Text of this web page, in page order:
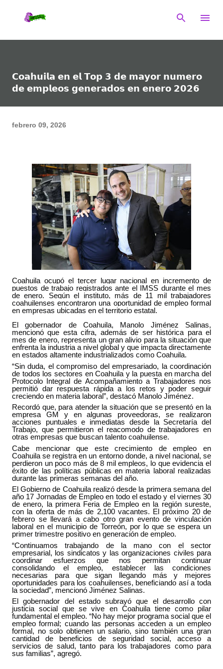
𝗖𝗼𝗮𝗵𝘂𝗶𝗹𝗮 𝗲𝗻 𝗲𝗹 𝗧𝗼𝗽 𝟯 𝗱𝗲 𝗺𝗮𝘆𝗼𝗿 𝗻𝘂𝗺𝗲𝗿𝗼
𝗱𝗲 𝗲𝗺𝗽𝗹𝗲𝗼𝘀 𝗴𝗲𝗻𝗲𝗿𝗮𝗱𝗼𝘀 𝗲𝗻 𝗲𝗻𝗲𝗿𝗼 𝟮𝟬𝟮𝟲
febrero 09, 2026
Coahuila ocupó el tercer lugar nacional en incremento de
puestos de trabajo registrados ante el IMSS durante el mes
de enero. Según el instituto, más de 11 mil trabajadores
coahuilenses encontraron una oportunidad de empleo formal
en empresas ubicadas en el territorio estatal.
El gobernador de Coahuila, Manolo Jiménez Salinas,
mencionó que esta cifra, además de ser histórica para el
mes de enero, representa un gran alivio para la situación que
enfrenta la industria a nivel global y que impacta directamente
en estados altamente industrializados como Coahuila.
“Sin duda, el compromiso del empresariado, la coordinación
de todos los sectores en Coahuila y la puesta en marcha del
Protocolo Integral de Acompañamiento a Trabajadores nos
permitió dar respuesta rápida a los retos y poder seguir
creciendo en materia laboral”, destacó Manolo Jiménez.
Recordó que, para atender la situación que se presentó en la
empresa GM y en algunas proveedoras, se realizaron
acciones puntuales e inmediatas desde la Secretaría del
Trabajo, que permitieron el reacomodo de trabajadores en
otras empresas que buscan talento coahuilense.
Cabe mencionar que este crecimiento de empleo en
Coahuila se registra en un entorno donde, a nivel nacional, se
perdieron un poco más de 8 mil empleos, lo que evidencia el
éxito de las políticas públicas en materia laboral realizadas
durante las primeras semanas del año.
El Gobierno de Coahuila realizó desde la primera semana del
año 17 Jornadas de Empleo en todo el estado y el viernes 30
de enero, la primera Feria de Empleo en la región sureste,
con la oferta de más de 2,100 vacantes. El próximo 20 de
febrero se llevará a cabo otro gran evento de vinculación
laboral en el municipio de Torreón, por lo que se espera un
primer trimestre positivo en generación de empleo.
“Continuamos trabajando de la mano con el sector
empresarial, los sindicatos y las organizaciones civiles para
coordinar esfuerzos que nos permitan continuar
consolidando el empleo, establecer las condiciones
necesarias para que sigan llegando más y mejores
oportunidades para los coahuilenses, beneficiando así a toda
la sociedad”, mencionó Jiménez Salinas.
El gobernador del estado subrayó que el desarrollo con
justicia social que se vive en Coahuila tiene como pilar
fundamental el empleo. “No hay mejor programa social que el
empleo formal; cuando las personas acceden a un empleo
formal, no solo obtienen un salario, sino también una gran
cantidad de beneficios de seguridad social, acceso a
servicios de salud, tanto para los trabajadores como para
sus familias”, agregó.